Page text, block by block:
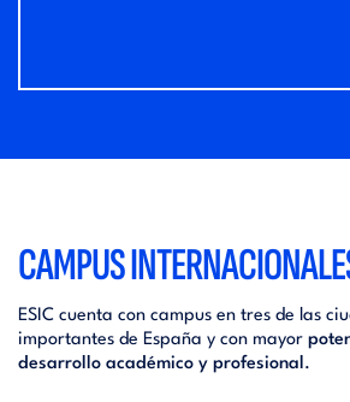
CAMPUS
ESIC cuenta con campus en tres de las
importantes de España y con mayor
desarrollo académico y profesional .